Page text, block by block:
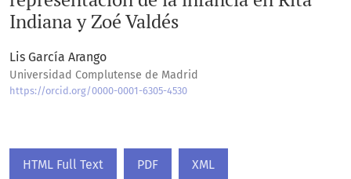
Indiana y Zoé Valdés
Lis García Arango
Universidad Complutense de Madrid
https://orcid.org/0000-0001-6305-4530
HTML Full Text PDF XML